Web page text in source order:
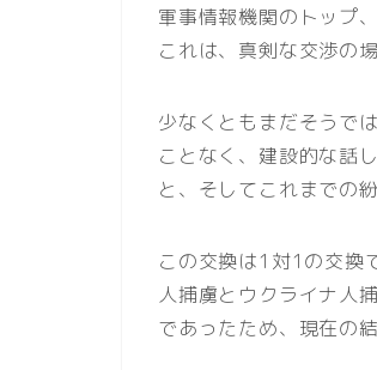
軍事情報機関のトップ
これは、真剣な交渉の
少なくともまだそうで
ことなく、建設的な話
と、そしてこれまでの
この交換は1対1の交換
人捕虜とウクライナ人
であったため、現在の